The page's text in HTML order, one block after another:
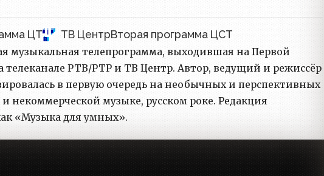
ЦТ ТВ ЦентрВторая программа ЦСТ
музыкальная телепрограмма, выходившая на Первой
РТВ/РТР и ТВ Центр. Автор, ведущий и режиссёр
в первую очередь на необычных и перспективных
некоммерческой музыке, русском роке. Редакция
«Музыка для умных».